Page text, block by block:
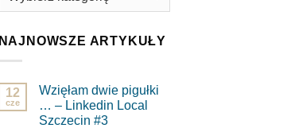
NAJNOWSZE ARTYKUŁY
12
cze
Wzięłam dwie pigułki
… – Linkedin Local
Szczecin #3